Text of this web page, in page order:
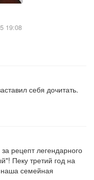
19:08
себя дочитать.
рецепт легендарного
Пеку третий год на
наша семейная